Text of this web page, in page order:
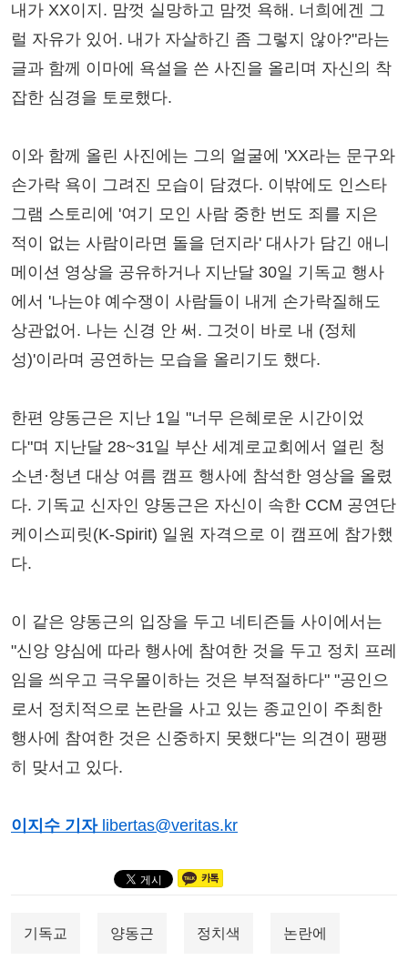
내가 XX이지. 맘껏 실망하고 맘껏 욕해. 너희에겐 그
럴 자유가 있어. 내가 자살하긴 좀 그렇지 않아?"라는
글과 함께 이마에 욕설을 쓴 사진을 올리며 자신의 착
잡한 심경을 토로했다.
이와 함께 올린 사진에는 그의 얼굴에 'XX라는 문구와
손가락 욕이 그려진 모습이 담겼다. 이밖에도 인스타
그램 스토리에 '여기 모인 사람 중한 번도 죄를 지은
적이 없는 사람이라면 돌을 던지라' 대사가 담긴 애니
메이션 영상을 공유하거나 지난달 30일 기독교 행사
에서 '나는야 예수쟁이 사람들이 내게 손가락질해도
상관없어. 나는 신경 안 써. 그것이 바로 내 (정체
성)'이라며 공연하는 모습을 올리기도 했다.
한편 양동근은 지난 1일 "너무 은혜로운 시간이었
다"며 지난달 28~31일 부산 세계로교회에서 열린 청
소년·청년 대상 여름 캠프 행사에 참석한 영상을 올렸
다. 기독교 신자인 양동근은 자신이 속한 CCM 공연단
케이스피릿(K-Spirit) 일원 자격으로 이 캠프에 참가했
다.
이 같은 양동근의 입장을 두고 네티즌들 사이에서는
"신앙 양심에 따라 행사에 참여한 것을 두고 정치 프레
임을 씌우고 극우몰이하는 것은 부적절하다" "공인으
로서 정치적으로 논란을 사고 있는 종교인이 주최한
행사에 참여한 것은 신중하지 못했다"는 의견이 팽팽
히 맞서고 있다.
이지수 기자 libertas@veritas.kr
기독교 양동근 정치색 논란에